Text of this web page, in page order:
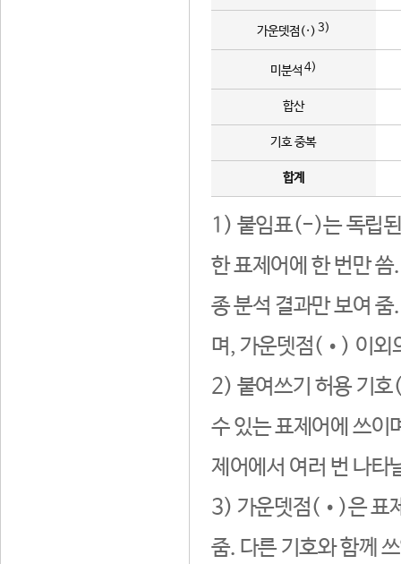
가운뎃점(·) 3)
미분석 4)
합산
기호 중복
합계
1) 붙임표(-)는 독립된
한 표제어에 한 번만
종 분석 결과만 보여
며, 가운뎃점(•) 이외
2) 붙여쓰기 허용 기호
수 있는 표제어에 쓰이
제어에서 여러 번 나타
3) 가운뎃점(•)은 표
줌. 다른 기호와 함께